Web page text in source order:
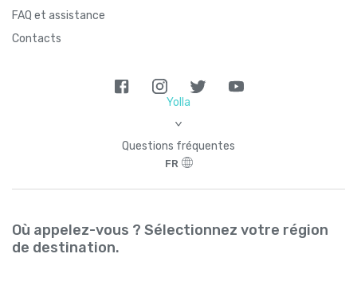
FAQ et assistance
Contacts
Yolla
>
Questions fréquentes
FR
Où appelez-vous ? Sélectionnez votre région
de destination.